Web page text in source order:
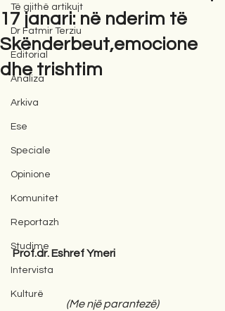
Të gjithë artikujt
Dr Fatmir Terziu
Editorial
Analiza
Arkiva
Ese
Speciale
Opinione
Komunitet
Reportazh
Studime
Intervista
Kulturë
17 janari: në nderim të
Skënderbeut,emocione
dhe trishtim
Prof.dr. Eshref Ymeri
(Me një parantezë)